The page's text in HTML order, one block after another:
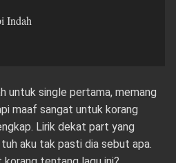
Indah
untuk single pertama, memang
maaf sangat untuk korang
Lirik dekat part yang
aku tak pasti dia sebut apa.